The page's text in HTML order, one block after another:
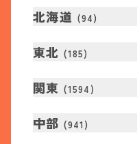
北海道 (94)
東北 (185)
関東 (1594 )
中部 (941 )